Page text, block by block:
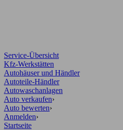
Service-Übersicht
Kfz-Werkstätten
Autohäuser und Händler
Autoteile-Händler
Autowaschanlagen
Auto verkaufen›
Auto bewerten›
Anmelden›
Startseite